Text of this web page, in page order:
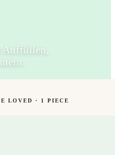
Auffüllen,
LOVED · 1 PIECE